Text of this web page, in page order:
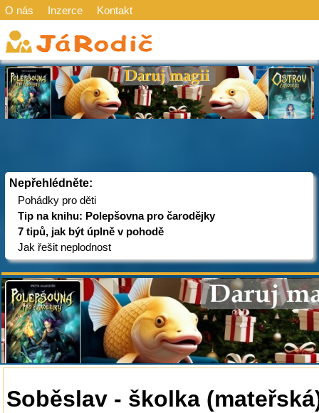
O nás Inzerce Kontakt
Nepřehlédněte:
Pohádky pro děti
Tip na knihu: Polepšovna pro čarodějky
7 tipů, jak být úplně v pohodě
Jak řešit neplodnost
Soběslav - školka